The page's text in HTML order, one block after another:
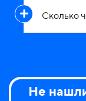
Сколько
Не